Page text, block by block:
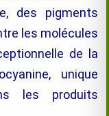
des pigments
les molécules
de la
unique
les produits